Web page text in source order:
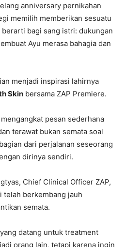
anniversary pernikahan
memilih memberikan sesuatu
bagi sang istri: dukungan
Ayu merasa bahagia dan
menjadi inspirasi lahirnya
Skin bersama ZAP Premiere.
pesan sederhana
terawat bukan semata soal
dari perjalanan seseorang
dirinya sendiri.
Chief Clinical Officer ZAP,
telah berkembang jauh
semata.
datang untuk treatment
orang lain, tetapi karena ingin